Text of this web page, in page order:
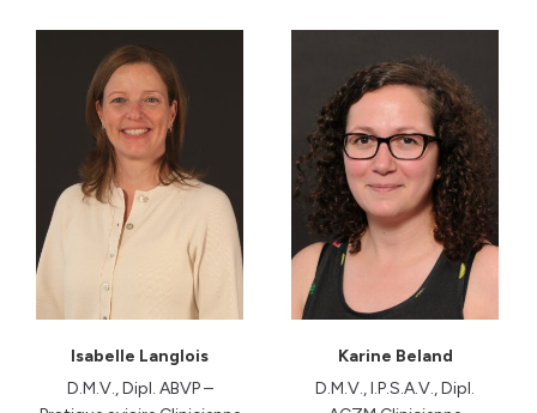
Isabelle Langlois
D.M.V., Dipl. ABVP –
Karine Beland
D.M.V., I.P.S.A.V., Dipl.